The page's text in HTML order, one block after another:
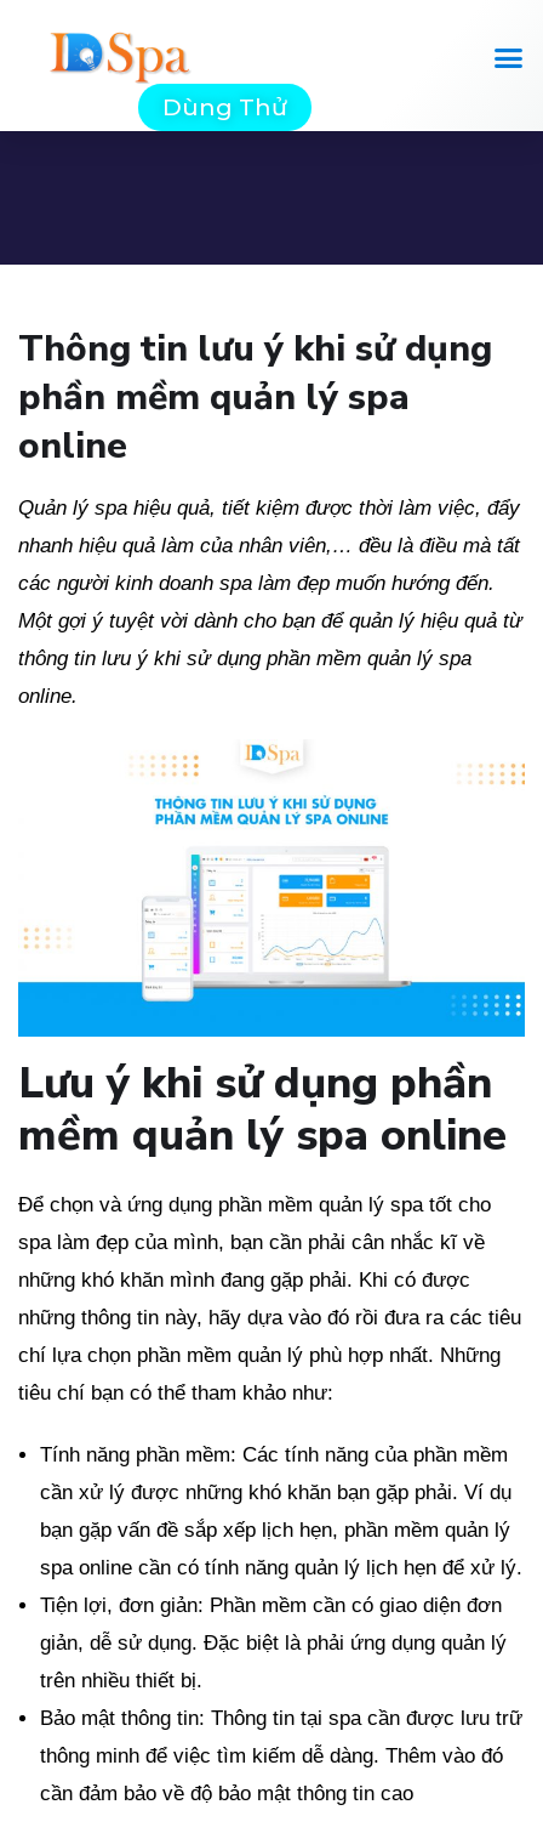
Dùng Thử
Thông tin lưu ý khi sử dụng
phần mềm quản lý spa
online
Quản lý spa hiệu quả, tiết kiệm được thời làm việc, đẩy
nhanh hiệu quả làm của nhân viên,… đều là điều mà tất
các người kinh doanh spa làm đẹp muốn hướng đến.
Một gợi ý tuyệt vời dành cho bạn để quản lý hiệu quả từ
thông tin lưu ý khi sử dụng phần mềm quản lý spa
online.
Lưu ý khi sử dụng phần
mềm quản lý spa online
Để chọn và ứng dụng phần mềm quản lý spa tốt cho
spa làm đẹp của mình, bạn cần phải cân nhắc kĩ về
những khó khăn mình đang gặp phải. Khi có được
những thông tin này, hãy dựa vào đó rồi đưa ra các tiêu
chí lựa chọn phần mềm quản lý phù hợp nhất. Những
tiêu chí bạn có thể tham khảo như:
Tính năng phần mềm: Các tính năng của phần mềm
cần xử lý được những khó khăn bạn gặp phải. Ví dụ
bạn gặp vấn đề sắp xếp lịch hẹn, phần mềm quản lý
spa online cần có tính năng quản lý lịch hẹn để xử lý.
Tiện lợi, đơn giản: Phần mềm cần có giao diện đơn
giản, dễ sử dụng. Đặc biệt là phải ứng dụng quản lý
trên nhiều thiết bị.
Bảo mật thông tin: Thông tin tại spa cần được lưu trữ
thông minh để việc tìm kiếm dễ dàng. Thêm vào đó
cần đảm bảo về độ bảo mật thông tin cao